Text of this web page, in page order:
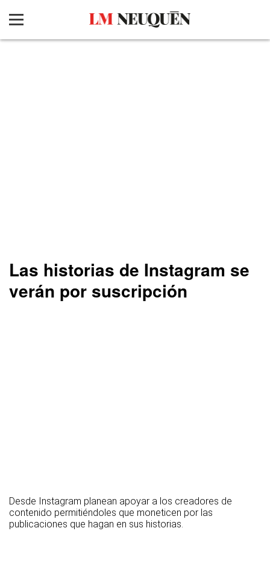
Las historias de Instagram se
verán por suscripción
Desde Instagram planean apoyar a los creadores de
contenido permitiéndoles que moneticen por las
publicaciones que hagan en sus historias.